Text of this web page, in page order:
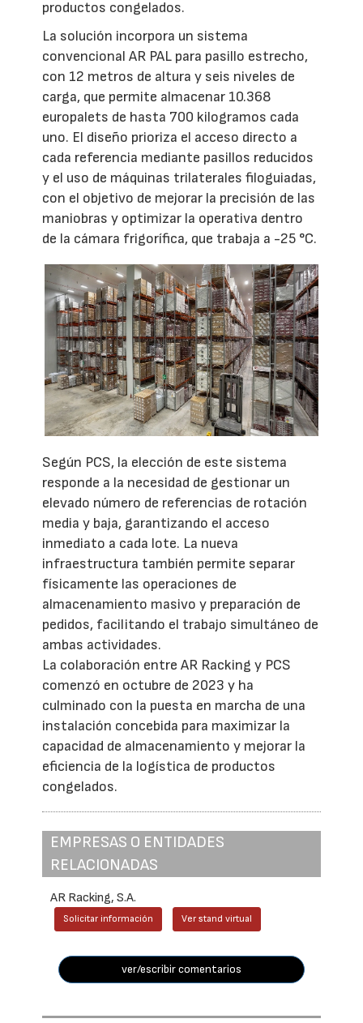
productos congelados.
La solución incorpora un sistema
convencional AR PAL para pasillo estrecho,
con 12 metros de altura y seis niveles de
carga, que permite almacenar 10.368
europalets de hasta 700 kilogramos cada
uno. El diseño prioriza el acceso directo a
cada referencia mediante pasillos reducidos
y el uso de máquinas trilaterales filoguiadas,
con el objetivo de mejorar la precisión de las
maniobras y optimizar la operativa dentro
de la cámara frigorífica, que trabaja a -25 °C.
Según PCS, la elección de este sistema
responde a la necesidad de gestionar un
elevado número de referencias de rotación
media y baja, garantizando el acceso
inmediato a cada lote. La nueva
infraestructura también permite separar
físicamente las operaciones de
almacenamiento masivo y preparación de
pedidos, facilitando el trabajo simultáneo de
ambas actividades.
La colaboración entre AR Racking y PCS
comenzó en octubre de 2023 y ha
culminado con la puesta en marcha de una
instalación concebida para maximizar la
capacidad de almacenamiento y mejorar la
eficiencia de la logística de productos
congelados.
EMPRESAS O ENTIDADES
RELACIONADAS
AR Racking, S.A.
Solicitar información Ver stand virtual
ver/escribir comentarios